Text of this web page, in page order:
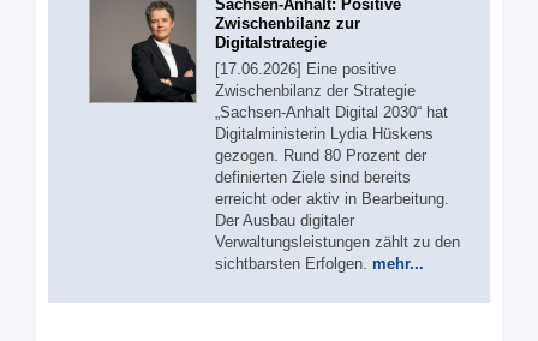
Sachsen-Anhalt: Positive
Zwischenbilanz zur
Digitalstrategie
[17.06.2026] Eine positive
Zwischenbilanz der Strategie
„Sachsen-Anhalt Digital 2030“ hat
Digitalministerin Lydia Hüskens
gezogen. Rund 80 Prozent der
definierten Ziele sind bereits
erreicht oder aktiv in Bearbeitung.
Der Ausbau digitaler
Verwaltungsleistungen zählt zu den
sichtbarsten Erfolgen. mehr...